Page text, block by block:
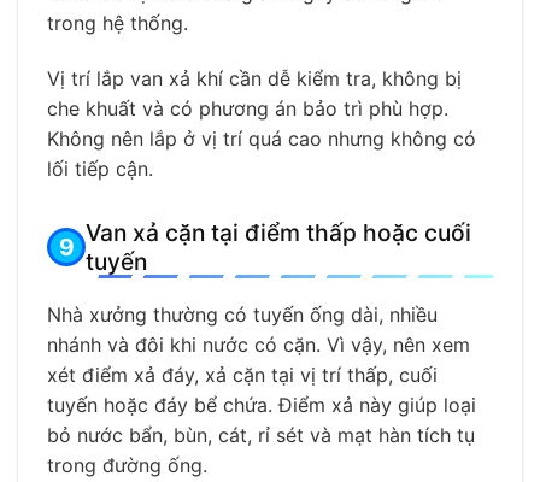
trong hệ thống.
Vị trí lắp van xả khí cần dễ kiểm tra, không bị
che khuất và có phương án bảo trì phù hợp.
Không nên lắp ở vị trí quá cao nhưng không có
lối tiếp cận.
Van xả cặn tại điểm thấp hoặc cuối
tuyến
Nhà xưởng thường có tuyến ống dài, nhiều
nhánh và đôi khi nước có cặn. Vì vậy, nên xem
xét điểm xả đáy, xả cặn tại vị trí thấp, cuối
tuyến hoặc đáy bể chứa. Điểm xả này giúp loại
bỏ nước bẩn, bùn, cát, rỉ sét và mạt hàn tích tụ
trong đường ống.